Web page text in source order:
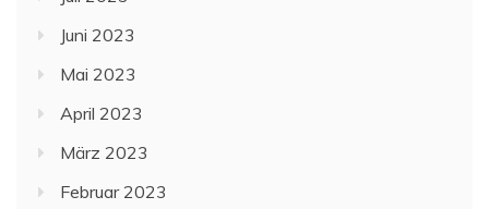
Juni 2023
Mai 2023
April 2023
März 2023
Februar 2023